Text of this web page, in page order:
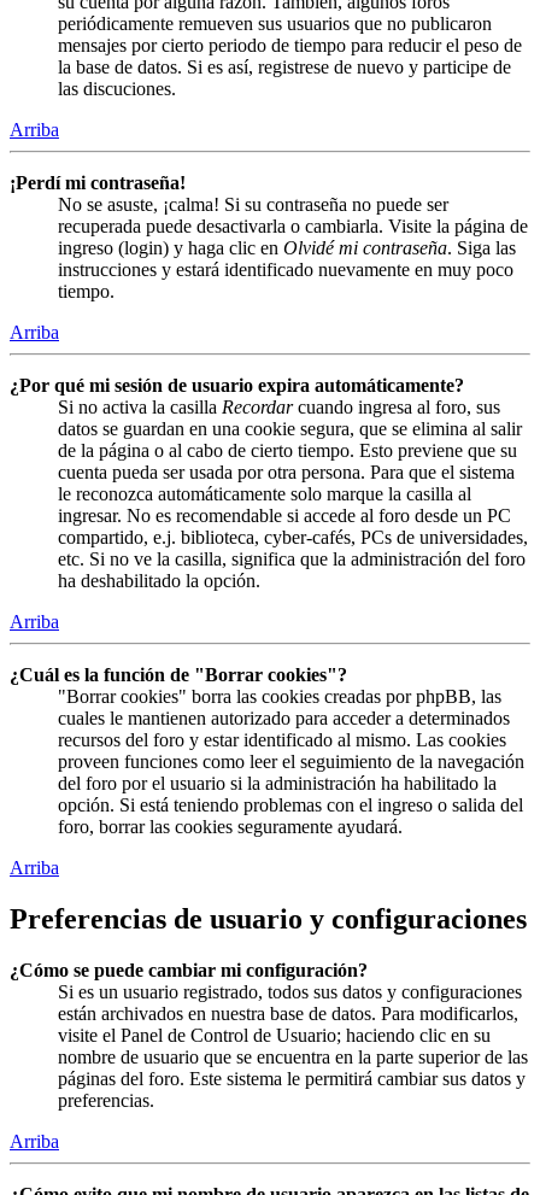
periódicamente remueven sus usuarios que no publicaron
mensajes por cierto periodo de tiempo para reducir el peso de
la base de datos. Si es así, registrese de nuevo y participe de
las discuciones.
Arriba
¡Perdí mi contraseña!
No se asuste, ¡calma! Si su contraseña no puede ser
recuperada puede desactivarla o cambiarla. Visite la página de
ingreso (login) y haga clic en Olvidé mi contraseña. Siga las
instrucciones y estará identificado nuevamente en muy poco
tiempo.
Arriba
¿Por qué mi sesión de usuario expira automáticamente?
Si no activa la casilla Recordarcuando ingresa al foro, sus
datos se guardan en una cookie segura, que se elimina al salir
de la página o al cabo de cierto tiempo. Esto previene que su
cuenta pueda ser usada por otra persona. Para que el sistema
le reconozca automáticamente solo marque la casilla al
ingresar. No es recomendable si accede al foro desde un PC
compartido, e.j. biblioteca, cyber-cafés, PCs de universidades,
etc. Si no ve la casilla, significa que la administración del foro
ha deshabilitado la opción.
Arriba
¿Cuál es la función de "Borrar cookies"?
"Borrar cookies" borra las cookies creadas por phpBB, las
cuales le mantienen autorizado para acceder a determinados
recursos del foro y estar identificado al mismo. Las cookies
proveen funciones como leer el seguimiento de la navegación
del foro por el usuario si la administración ha habilitado la
opción. Si está teniendo problemas con el ingreso o salida del
foro, borrar las cookies seguramente ayudará.
Arriba
Preferencias de usuario y configuraciones
¿Cómo se puede cambiar mi configuración?
Si es un usuario registrado, todos sus datos y configuraciones
están archivados en nuestra base de datos. Para modificarlos,
visite el Panel de Control de Usuario; haciendo clic en su
nombre de usuario que se encuentra en la parte superior de las
páginas del foro. Este sistema le permitirá cambiar sus datos y
preferencias.
Arriba